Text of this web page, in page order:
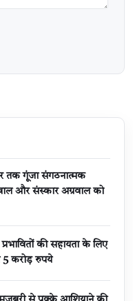
तक गूंजा संगठनात्मक
और संस्कार अग्रवाल को
की सहायता के लिए
5 करोड़ रुपये